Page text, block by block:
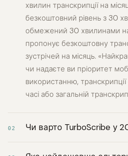
хвилин транскрипції на
безкоштовний рівень з 30
обмежений 30 хвилинами
пропонує безкоштовну
зустрічей на місяць.
чи надаєте ви пріоритет
використанню,
часі або загальній
02 Чи варто TurboScribe у